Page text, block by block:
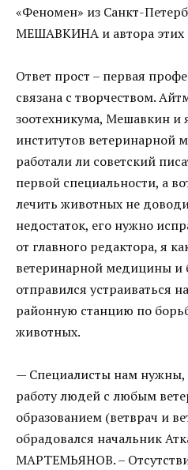
«Феномен» из Санкт-
МЕШАВКИНА и автора этих
Ответ прост – первая
связана с творчеством.
зоотехникума, Мешавкин и
институтов ветеринарной
работали ли советский
первой специальности, а
лечить животных не
недостаток, его нужно
от главного редактора, я
ветеринарной медицины и
отправился устраиваться
районную станцию по
животных.
— Специалисты нам нужны,
работу людей с любым
образованием (ветврач и
обрадовался начальник
МАРТЕМЬЯНОВ. –